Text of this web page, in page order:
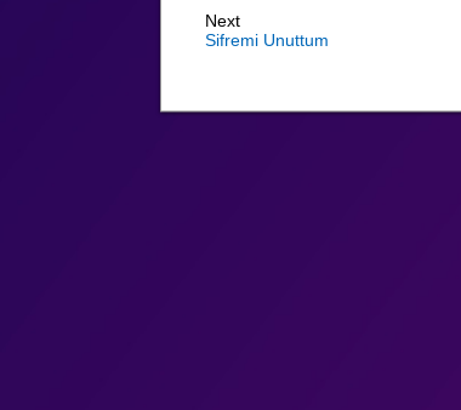
Next
Sifremi Unuttum